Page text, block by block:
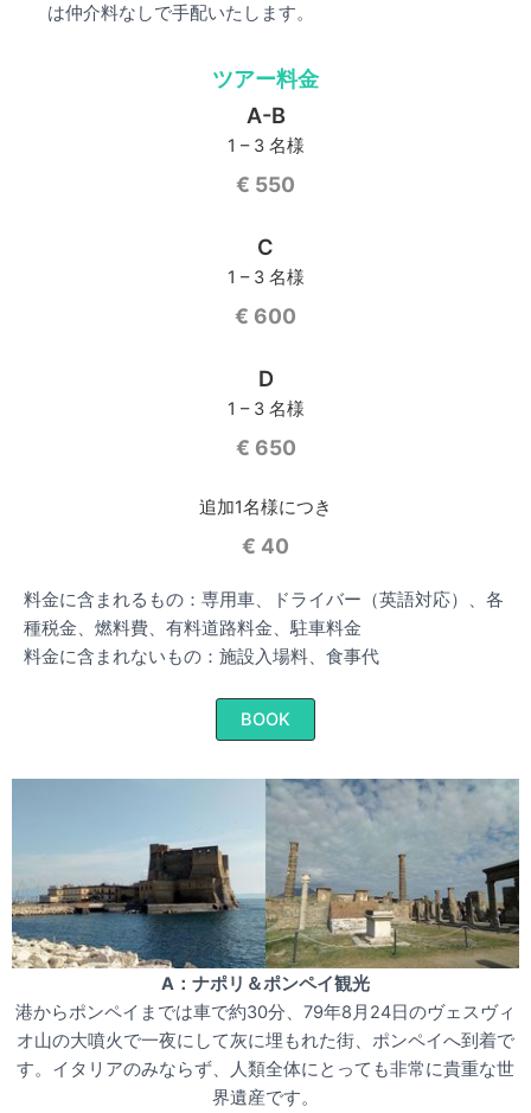
は仲介料なしで手配いたします。
ツアー料金
A-B
1 – 3 名様
€ 550
C
1 – 3 名様
€ 600
D
1 – 3 名様
€ 650
追加1名様につき
€ 40
料金に含まれるもの：専用車、ドライバー（英語対応）、各
種税金、燃料費、有料道路料金、駐車料金
料金に含まれないもの：施設入場料、食事代
BOOK
A：ナポリ＆ポンペイ観光
港からポンペイまでは車で約30分、79年8月24日のヴェスヴィ
オ山の大噴火で一夜にして灰に埋もれた街、ポンペイへ到着で
す。イタリアのみならず、人類全体にとっても非常に貴重な世
界遺産です。